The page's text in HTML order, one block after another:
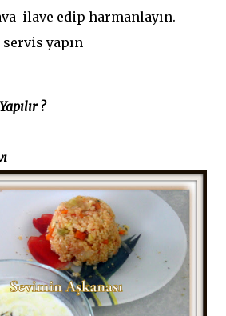
ilave edip harmanlayın.
servis yapın
?